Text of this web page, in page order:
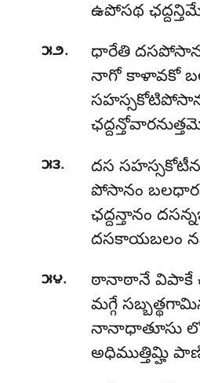
ఉపోసథ
౫౨.
ధారేతి
నాగో కాళావకో
౫౩.
దస
పోసానం
ఛద్దన్తానం
దసకాయబలం
౫౪. ఠానాఠానే విపాకే
మగ్గే
నానాధాతూసు
అధిముత్తిమ్హి